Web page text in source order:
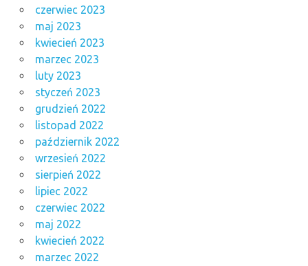
czerwiec 2023
maj 2023
kwiecień 2023
marzec 2023
luty 2023
styczeń 2023
grudzień 2022
listopad 2022
październik 2022
wrzesień 2022
sierpień 2022
lipiec 2022
czerwiec 2022
maj 2022
kwiecień 2022
marzec 2022